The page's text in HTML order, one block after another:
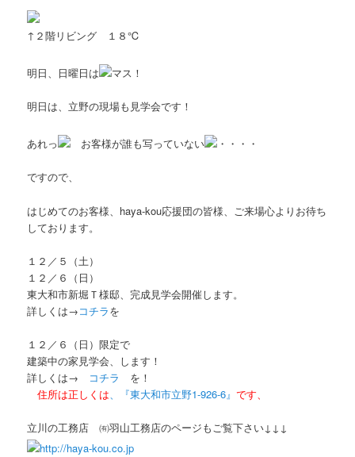
↑２階リビング １８℃
明日、日曜日は マス！
明日は、立野の現場も見学会です！
あれっ お客様が誰も写っていない ・・・・
ですので、
はじめてのお客様、haya-kou応援団の皆様、ご来場心よりお待ち
しております。
１２／５（土）
１２／６（日）
東大和市新堀Ｔ様邸、完成見学会開催します。
詳しくは→コチラを
１２／６（日）限定で
建築中の家見学会、します！
詳しくは→
コチラ
を！
住所は正しくは、『東大和市立野1-926-6』です、
立川の工務店 ㈲羽山工務店のページもご覧下さい↓↓↓
http://haya-kou.co.jp